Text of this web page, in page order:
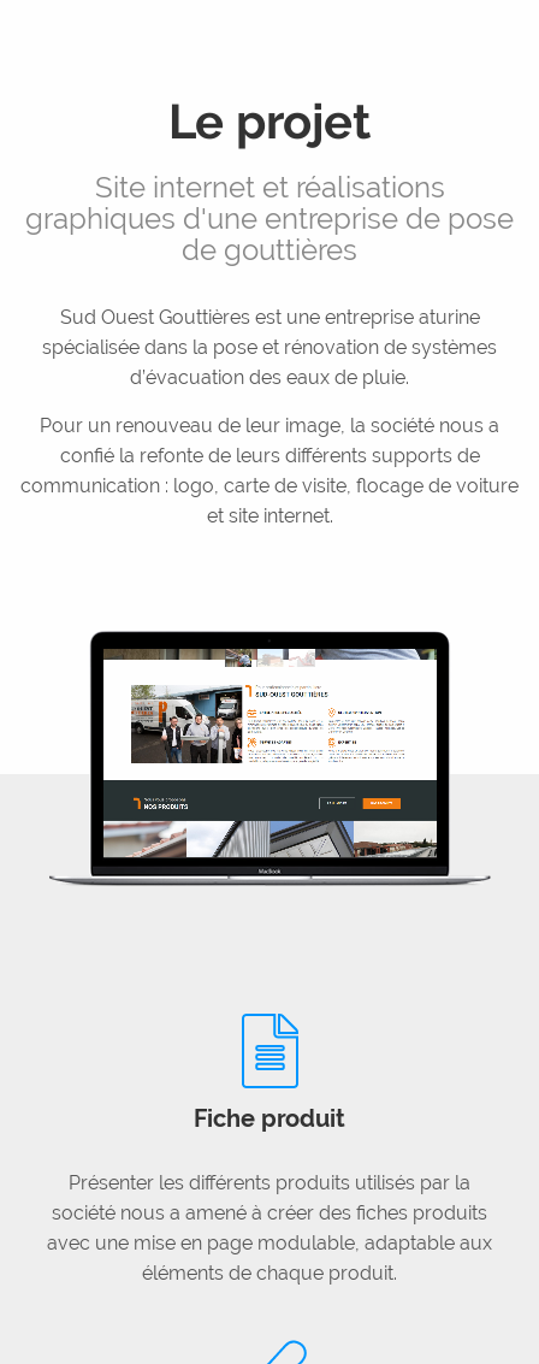
Expérience utilisateur
Maintenance
Sous-traitance
Contact
Devis
Le projet
Site internet et réalisations
graphiques d'une entreprise de pose
de gouttières
Sud Ouest Gouttières est une entreprise aturine
spécialisée dans la pose et rénovation de systèmes
d’évacuation des eaux de pluie.
Pour un renouveau de leur image, la société nous a
confié la refonte de leurs différents supports de
communication : logo, carte de visite, flocage de voiture
et site internet.
Fiche produit
Présenter les différents produits utilisés par la
société nous a amené à créer des fiches produits
avec une mise en page modulable, adaptable aux
éléments de chaque produit.